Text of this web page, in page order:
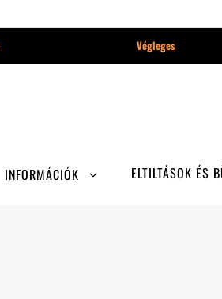
Végleges
INFORMÁCIÓK ELTILTÁSOK ÉS